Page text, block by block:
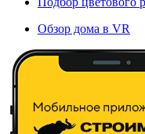
Обзор дома в VR